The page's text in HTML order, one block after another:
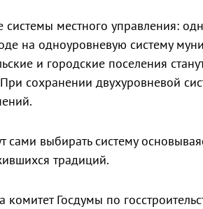
системы местного управления:
на одноуровневую систему
и городские поселения
сохранении двухуровневой
сами выбирать систему
традиций.
Госдумы по